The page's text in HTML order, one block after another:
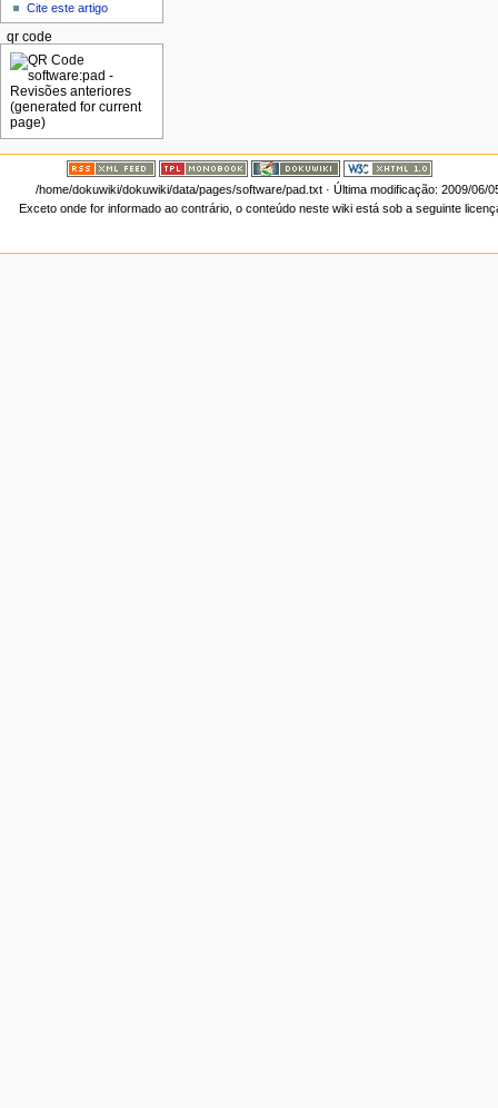
Cite este artigo
qr code
/home/dokuwiki/dokuwiki/data/pages/software/pad.txt· Última modificação: 2009/06/
Exceto onde for informado ao contrário, o conteúdo neste wiki está sob a seguinte